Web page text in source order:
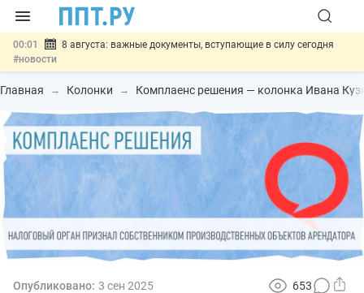
00:01
8 августа: важные документы, вступающие в силу сегодня
#новости
07.08 Подписан закон о блокировке продажи опасных товаров через
«Честный знак»#новости
07.08
Госпошлину за устранение ошибок в документах предлагают
отменить#новости
Важно
Разработают единые критерии трудовых и ГПХ-
#новости
Главная Колонки Комплаенс решения — колонка Ивана
Опубликовано: 3 сен 2025 653